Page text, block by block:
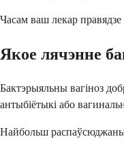
Часам ваш лекар
Якое лячэнне
Бактэрыяльны вагіноз
антыбіётыкі або
Найбольш